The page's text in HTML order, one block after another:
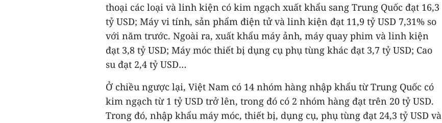
thoại các loại và linh kiện có kim ngạch xuất khẩu sang Trung Quốc đạt 16,3
tỷ USD; Máy vi tính, sản phẩm điện tử và linh kiện đạt 11,9 tỷ USD 7,31% so
với năm trước. Ngoài ra, xuất khẩu máy ảnh, máy quay phim và linh kiện
đạt 3,8 tỷ USD; Máy móc thiết bị dụng cụ phụ tùng khác đạt 3,7 tỷ USD; Cao
su đạt 2,4 tỷ USD…
Ở chiều ngược lại, Việt Nam có 14 nhóm hàng nhập khẩu từ Trung Quốc có
kim ngạch từ 1 tỷ USD trở lên, trong đó có 2 nhóm hàng đạt trên 20 tỷ USD.
Trong đó, nhập khẩu máy móc, thiết bị, dụng cụ, phụ tùng đạt 24,3 tỷ USD và